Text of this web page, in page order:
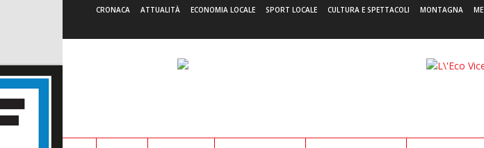
CRONACA ATTUALITÀ ECONOMIA LOCALE SPORT LOCALE CULTURA E SPETTACOLI MONTAGNA